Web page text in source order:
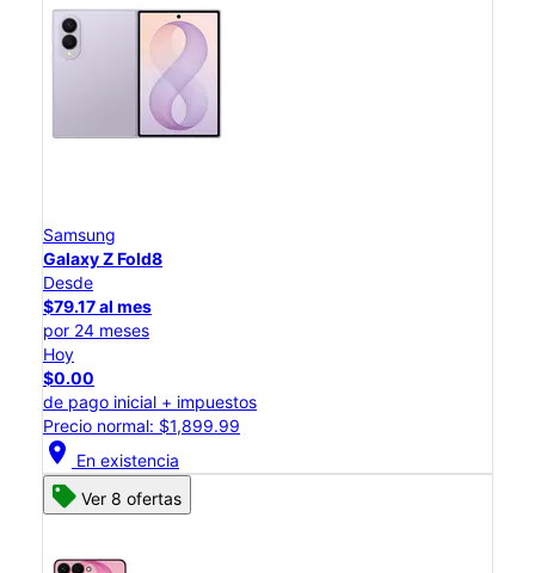
Samsung
Galaxy Z Fold8
Desde
$79.17 al mes
por 24 meses
Hoy
$0.00
de pago inicial + impuestos
Precio normal: $1,899.99
location_on En existencia
Ver 8 ofertas